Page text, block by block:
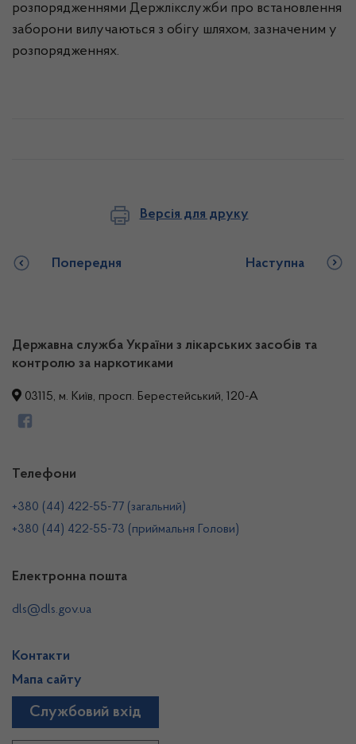
розпорядженнями Держлікслужби про встановлення
заборони вилучаються з обігу шляхом, зазначеним у
розпорядженнях.
Версія для друку
Попередня Наступна
Державна служба України з лікарських засобів та
контролю за наркотиками
03115, м. Київ, просп. Берестейський, 120-А
Телефони
+380 (44) 422-55-77 (загальний)
+380 (44) 422-55-73 (приймальня Голови)
Електронна пошта
dls@dls.gov.ua
Контакти
Мапа сайту
Службовий вхід